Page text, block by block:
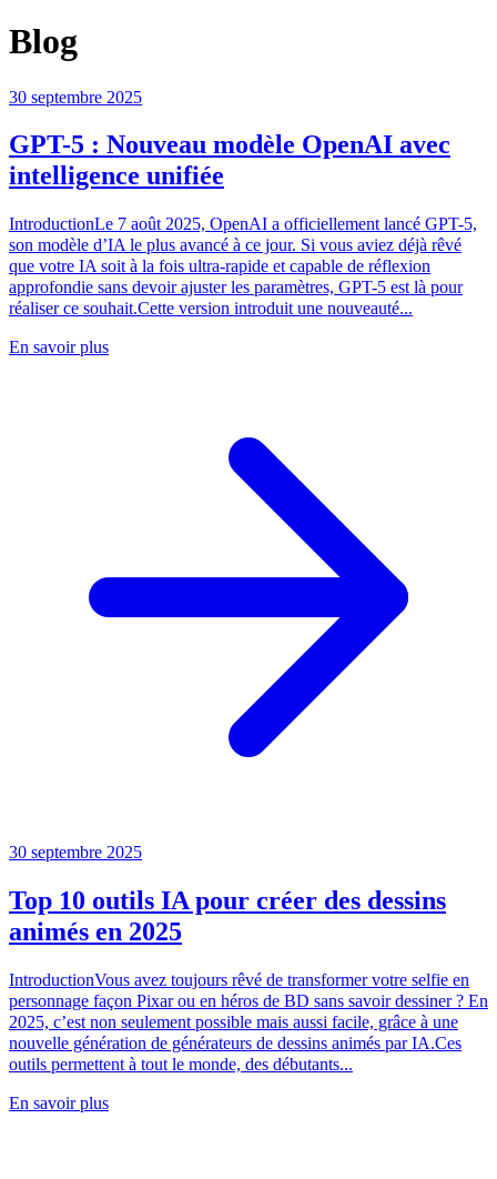
Blog
30 septembre 2025
GPT-5 : Nouveau modèle OpenAI avec
intelligence unifiée
IntroductionLe 7 août 2025, OpenAI a officiellement lancé GPT-5,
son modèle d’IA le plus avancé à ce jour. Si vous aviez déjà rêvé
que votre IA soit à la fois ultra-rapide et capable de réflexion
approfondie sans devoir ajuster les paramètres, GPT-5 est là pour
réaliser ce souhait.Cette version introduit une nouveauté...
En savoir plus
30 septembre 2025
Top 10 outils IA pour créer des dessins
animés en 2025
IntroductionVous avez toujours rêvé de transformer votre selfie en
personnage façon Pixar ou en héros de BD sans savoir dessiner ? En
2025, c’est non seulement possible mais aussi facile, grâce à une
nouvelle génération de générateurs de dessins animés par IA.Ces
outils permettent à tout le monde, des débutants...
En savoir plus